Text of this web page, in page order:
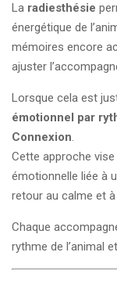
La radiesthésie
énergétique de
mémoires encore
ajuster
Lorsque cela est
émotionnel par
Connexion.
Cette approche vise
émotionnelle liée à
retour au calme et
Chaque
rythme de l’animal